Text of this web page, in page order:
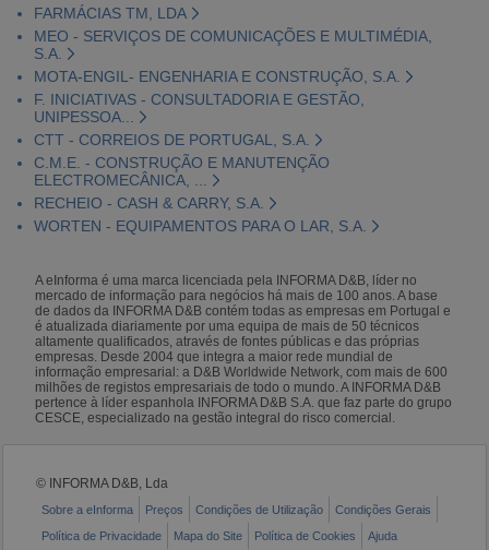
FARMÁCIAS TM, LDA
MEO - SERVIÇOS DE COMUNICAÇÕES E MULTIMÉDIA,
S.A.
MOTA-ENGIL- ENGENHARIA E CONSTRUÇÃO, S.A.
F. INICIATIVAS - CONSULTADORIA E GESTÃO,
UNIPESSOA...
CTT - CORREIOS DE PORTUGAL, S.A.
C.M.E. - CONSTRUÇÃO E MANUTENÇÃO
ELECTROMECÂNICA, ...
RECHEIO - CASH & CARRY, S.A.
WORTEN - EQUIPAMENTOS PARA O LAR, S.A.
A eInforma é uma marca licenciada pela INFORMA D&B, líder no
mercado de informação para negócios há mais de 100 anos. A base
de dados da INFORMA D&B contém todas as empresas em Portugal e
é atualizada diariamente por uma equipa de mais de 50 técnicos
altamente qualificados, através de fontes públicas e das próprias
empresas. Desde 2004 que integra a maior rede mundial de
informação empresarial: a D&B Worldwide Network, com mais de 600
milhões de registos empresariais de todo o mundo. A INFORMA D&B
pertence à líder espanhola INFORMA D&B S.A. que faz parte do grupo
CESCE, especializado na gestão integral do risco comercial.
© INFORMA D&B, Lda
Sobre a eInforma Preços Condições de Utilização
Condições Gerais
Política de Privacidade
Mapa do Site Política de Cookies Ajuda